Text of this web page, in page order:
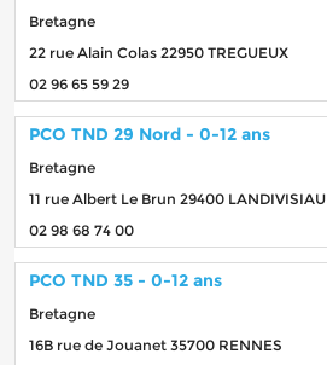
Bretagne
22 rue Alain Colas 22950 TREGUEUX
02 96 65 59 29
PCO TND 29 Nord - 0-12 ans
Bretagne
11 rue Albert Le Brun 29400 LANDIVISIAU
02 98 68 74 00
PCO TND 35 - 0-12 ans
Bretagne
16B rue de Jouanet 35700 RENNES